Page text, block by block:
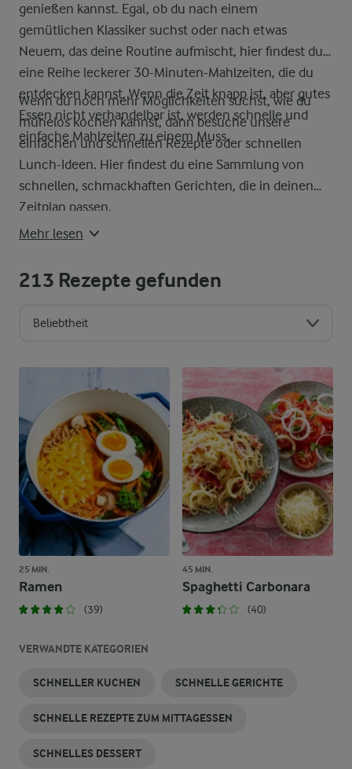
genießen kannst. Egal, ob du nach einem
gemütlichen Klassiker suchst oder nach etwas
Neuem, das deine Routine aufmischt, hier findest du
eine Reihe leckerer 30-Minuten-Mahlzeiten, die du
entdecken kannst. Wenn die Zeit knapp ist, aber gutes
Essen nicht verhandelbar ist, werden schnelle und
einfache Mahlzeiten zu einem Muss.
Wenn du noch mehr Möglichkeiten suchst, wie du
mühelos kochen kannst, dann besuche unsere
einfachen und schnellen Rezepte oder schnellen
Lunch-Ideen. Hier findest du eine Sammlung von
schnellen, schmackhaften Gerichten, die in deinen
Zeitplan passen.
Mehr lesen
213 Rezepte gefunden
Beliebtheit
25 MIN.
Ramen
(39)
45 MIN.
Spaghetti Carbonara
(40)
VERWANDTE KATEGORIEN
SCHNELLER KUCHEN SCHNELLE GERICHTE
SCHNELLE REZEPTE ZUM MITTAGESSEN
SCHNELLES DESSERT